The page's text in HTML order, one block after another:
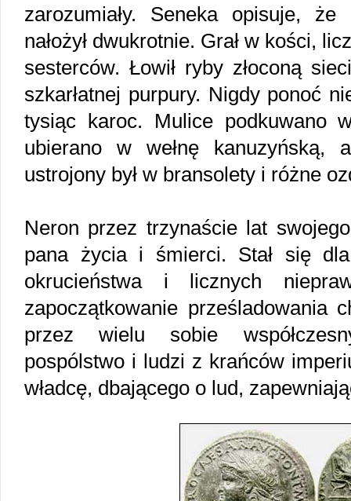
zarozumiały. Seneka opisuje,
nałożył dwukrotnie. Grał w kości,
sesterców. Łowił ryby złoconą
szkarłatnej purpury. Nigdy ponoć
tysiąc karoc. Mulice podkuwano
ubierano w wełnę kanuzyńską,
ustrojony był w bransolety i różne
Neron przez trzynaście lat
pana życia i śmierci. Stał się
okrucieństwa i licznych
zapoczątkowanie prześladowania
przez wielu sobie
pospólstwo i ludzi z krańców
władcę, dbającego o lud,